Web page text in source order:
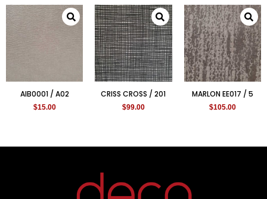
AIB0001 / A02
$15.00
CRISS CROSS / 201
$99.00
MARLON EE017 / 5
$105.00